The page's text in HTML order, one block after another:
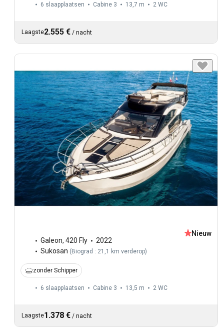
6 slaapplaatsen Cabine 3 13,7 m 2 WC
Laagste2.555 € / nacht
Galeon, 420 Fly
2022
Sukosan ( Biograd : 21,1 km verderop)
Nieuw
zonder Schipper
6 slaapplaatsen Cabine 3 13,5 m 2 WC
Laagste1.378 € / nacht